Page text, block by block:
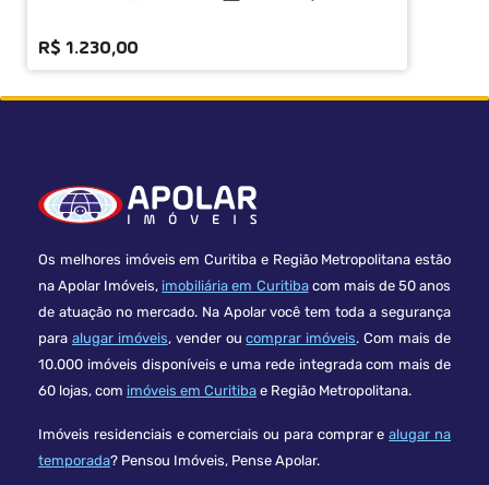
R$ 1.230,00
Os melhores imóveis em Curitiba e Região Metropolitana estão
na Apolar Imóveis, imobiliária em Curitibacom mais de 50 anos
de atuação no mercado. Na Apolar você tem toda a segurança
para alugar imóveis, vender oucomprar imóveis. Com mais de
10.000 imóveis disponíveis e uma rede integrada com mais de
60 lojas, com imóveis em Curitiba e Região Metropolitana.
Imóveis residenciais e comerciais ou para comprar ealugar na
temporada? Pensou Imóveis, Pense Apolar.